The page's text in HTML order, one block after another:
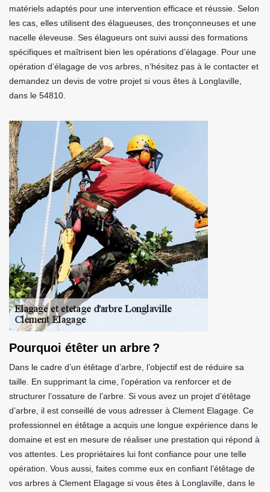
matériels adaptés pour une intervention efficace et réussie. Selon
les cas, elles utilisent des élagueuses, des tronçonneuses et une
nacelle éleveuse. Ses élagueurs ont suivi aussi des formations
spécifiques et maîtrisent bien les opérations d’élagage. Pour une
opération d’élagage de vos arbres, n’hésitez pas à le contacter et
demandez un devis de votre projet si vous êtes à Longlaville,
dans le 54810.
Pourquoi étêter un arbre ?
Dans le cadre d’un étêtage d’arbre, l’objectif est de réduire sa
taille. En supprimant la cime, l’opération va renforcer et de
structurer l’ossature de l’arbre. Si vous avez un projet d’étêtage
d’arbre, il est conseillé de vous adresser à Clement Elagage. Ce
professionnel en étêtage a acquis une longue expérience dans le
domaine et est en mesure de réaliser une prestation qui répond à
vos attentes. Les propriétaires lui font confiance pour une telle
opération. Vous aussi, faites comme eux en confiant l’étêtage de
vos arbres à Clement Elagage si vous êtes à Longlaville, dans le